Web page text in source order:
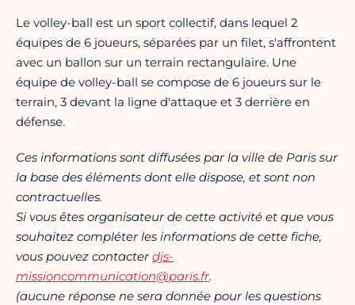
Le volley-ball est un sport collectif, dans lequel 2
équipes de 6 joueurs, séparées par un filet, s'affrontent
avec un ballon sur un terrain rectangulaire. Une
équipe de volley-ball se compose de 6 joueurs sur le
terrain, 3 devant la ligne d'attaque et 3 derrière en
défense.
Ces informations sont diffusées par la ville de Paris sur
la base des éléments dont elle dispose, et sont non
contractuelles.
Si vous êtes organisateur de cette activité et que vous
souhaitez compléter les informations de cette fiche,
vous pouvez contacterdjs-
missioncommunication@paris.fr.
(aucune réponse ne sera donnée pour les questions